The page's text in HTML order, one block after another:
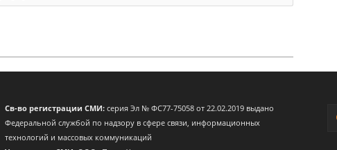
Св-во регистрации СМИ: серия Эл № ФС77-75058 от 22.02.2019 выдано
Федеральной службой по надзору в сфере связи, информационных
технологий и массовых коммуникаций